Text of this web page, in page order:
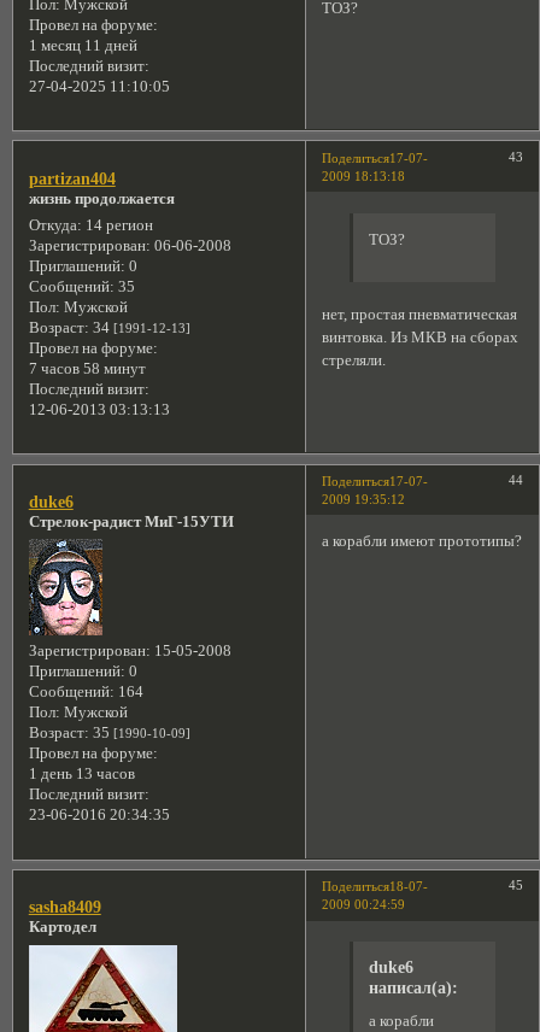
Пол: Мужской
Провел на форуме:
1 месяц 11 дней
Последний визит:
27-04-2025 11:10:05
ТОЗ?
Поделиться 43
17-07-
2009 18:13:18
partizan404
жизнь продолжается
Откуда: 14 регион
Зарегистрирован: 06-06-2008
Приглашений: 0
Сообщений: 35
Пол: Мужской
Возраст: 34 [1991-12-13]
Провел на форуме:
7 часов 58 минут
Последний визит:
12-06-2013 03:13:13
ТОЗ?
нет, простая пневматическая
винтовка. Из МКВ на сборах
стреляли.
Поделиться 44
17-07-
2009 19:35:12
duke6
Стрелок-радист МиГ-15УТИ
Зарегистрирован: 15-05-2008
Приглашений: 0
Сообщений: 164
Пол: Мужской
Возраст: 35 [1990-10-09]
Провел на форуме:
1 день 13 часов
Последний визит:
23-06-2016 20:34:35
а корабли имеют прототипы?
Поделиться 45
18-07-
2009 00:24:59
sasha8409
Картодел
duke6
написал(а):
а корабли